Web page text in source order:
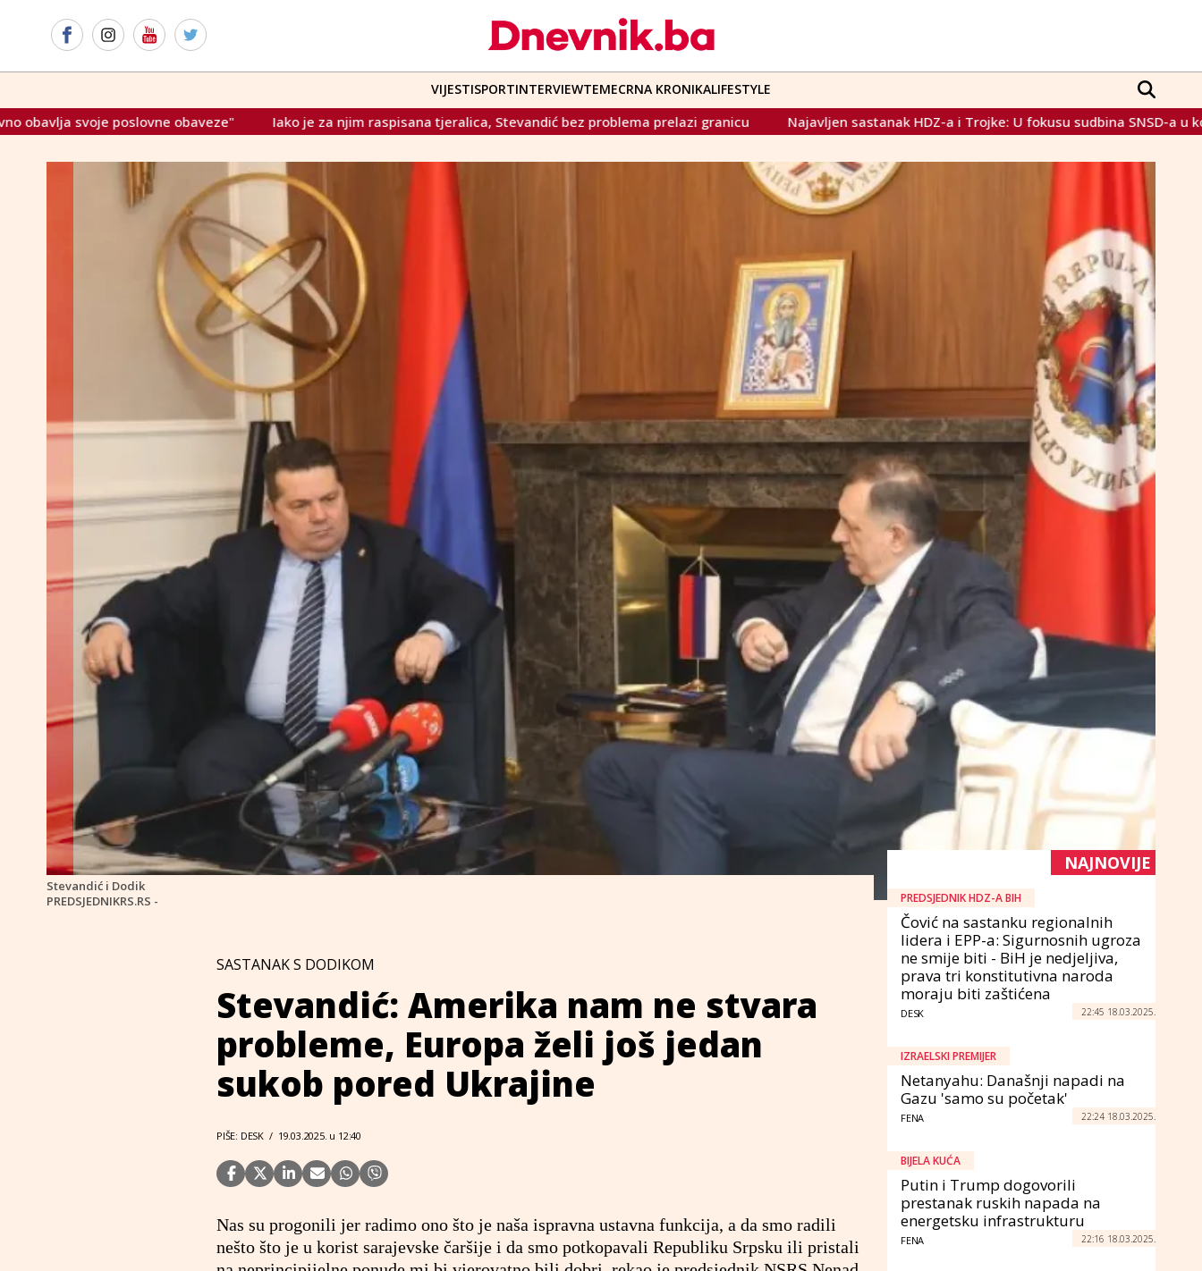
VIJESTISPORTINTERVIEWTEMECRNA KRONIKALIFESTYLE
Iako je za njim raspisana tjeralica, Stevandić bez problema prelazi granicu Najavljen sastanak HDZ-a i Trojke: U fokusu sudbina SNSD-a u koaliciji na državnoj razini
Stevandić i Dodik
PREDSJEDNIKRS.RS -
SASTANAK S DODIKOM
Stevandić: Amerika nam ne stvara
probleme, Europa želi još jedan
sukob pored Ukrajine
PIŠE: DESK / 19.03.2025. u 12:40
Nas su progonili jer radimo ono što je naša ispravna ustavna funkcija, a da smo radili
nešto što je u korist sarajevske čaršije i da smo potkopavali Republiku Srpsku ili pristali
NAJNOVIJE
PREDSJEDNIK HDZ-A BIH
Čović na sastanku regionalnih
lidera i EPP-a: Sigurnosnih ugroza
ne smije biti - BiH je nedjeljiva,
prava tri konstitutivna naroda
moraju biti zaštićena
DESK 22:45 18.03.2025.
IZRAELSKI PREMIJER
Netanyahu: Današnji napadi na
Gazu 'samo su početak'
FENA 22:24 18.03.2025.
BIJELA KUĆA
Putin i Trump dogovorili
prestanak ruskih napada na
energetsku infrastrukturu
FENA 22:16 18.03.2025.